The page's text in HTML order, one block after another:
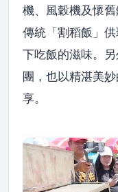
機、風穀機及懷
傳統「割稻飯」
下吃飯的滋味。
團，也以精湛美
享。